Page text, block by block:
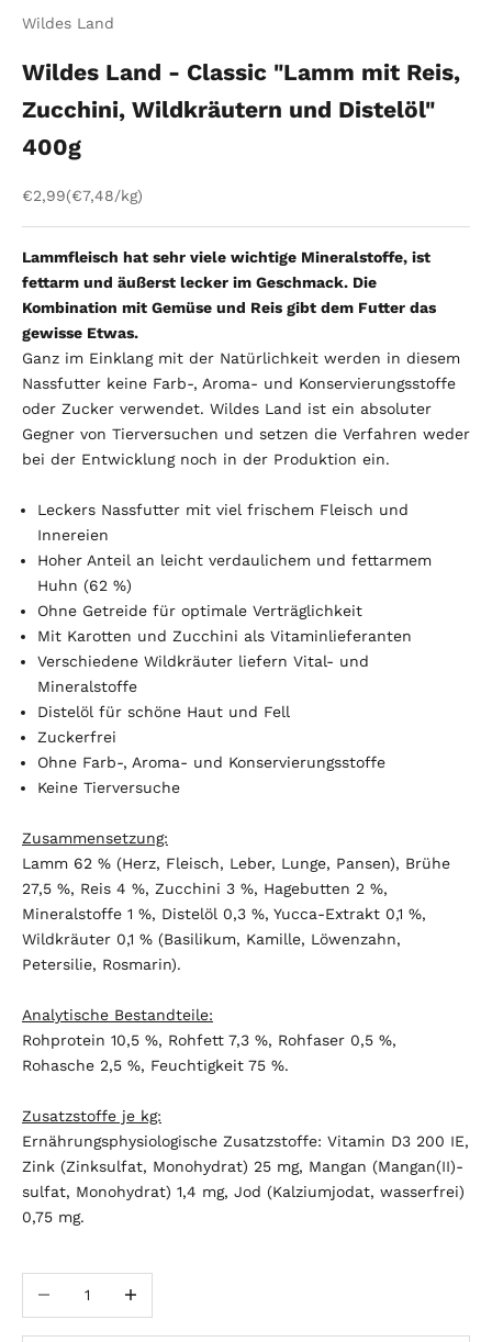
Wildes Land
Wildes Land - Classic "Lamm mit Reis,
Zucchini, Wildkräutern und Distelöl"
400g
Angebot
€2,99(€7,48/kg)
Lammfleisch hat sehr viele wichtige Mineralstoffe, ist
fettarm und äußerst lecker im Geschmack. Die
Kombination mit Gemüse und Reis gibt dem Futter das
gewisse Etwas.
Ganz im Einklang mit der Natürlichkeit werden in diesem
Nassfutter keine Farb-, Aroma- und Konservierungsstoffe
oder Zucker verwendet. Wildes Land ist ein absoluter
Gegner von Tierversuchen und setzen die Verfahren weder
bei der Entwicklung noch in der Produktion ein.
Leckers Nassfutter mit viel frischem Fleisch und
Innereien
Hoher Anteil an leicht verdaulichem und fettarmem
Huhn (62 %)
Ohne Getreide für optimale Verträglichkeit
Mit Karotten und Zucchini als Vitaminlieferanten
Verschiedene Wildkräuter liefern Vital- und
Mineralstoffe
Distelöl für schöne Haut und Fell
Zuckerfrei
Ohne Farb-, Aroma- und Konservierungsstoffe
Keine Tierversuche
Zusammensetzung:
Lamm 62 % (Herz, Fleisch, Leber, Lunge, Pansen), Brühe
27,5 %, Reis 4 %, Zucchini 3 %, Hagebutten 2 %,
Mineralstoffe 1 %, Distelöl 0,3 %, Yucca-Extrakt 0,1 %,
Wildkräuter 0,1 % (Basilikum, Kamille, Löwenzahn,
Petersilie, Rosmarin).
Analytische Bestandteile:
Rohprotein 10,5 %, Rohfett 7,3 %, Rohfaser 0,5 %,
Rohasche 2,5 %, Feuchtigkeit 75 %.
Zusatzstoffe je kg:
Ernährungsphysiologische Zusatzstoffe: Vitamin D3 200 IE,
Zink (Zinksulfat, Monohydrat) 25 mg, Mangan (Mangan(II)-
sulfat, Monohydrat) 1,4 mg, Jod (Kalziumjodat, wasserfrei)
0,75 mg.